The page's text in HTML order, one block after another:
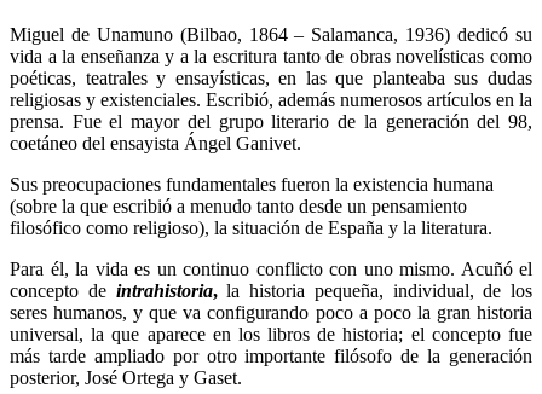
Miguel de Unamuno (Bilbao, 1864 – Salamanca, 1936) dedicó su
vida a la enseñanza y a la escritura tanto de obras novelísticas como
poéticas, teatrales y ensayísticas, en las que planteaba sus dudas
religiosas y existenciales. Escribió, además numerosos artículos en la
prensa. Fue el mayor del grupo literario de la generación del 98,
coetáneo del ensayista Ángel Ganivet.
Sus preocupaciones fundamentales fueron la existencia humana
(sobre la que escribió a menudo tanto desde un pensamiento
filosófico como religioso), la situación de España y la literatura.
Para él, la vida es un continuo conflicto con uno mismo. Acuñó el
concepto de intrahistoria,la historia pequeña, individual, de los
seres humanos, y que va configurando poco a poco la gran historia
universal, la que aparece en los libros de historia; el concepto fue
más tarde ampliado por otro importante filósofo de la generación
posterior, José Ortega y Gaset.